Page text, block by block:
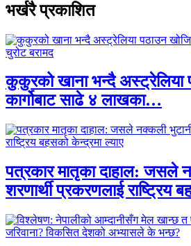
भर्खरै प्रकाशित
कुकुरको खाना भन्दै अस्ट्रेलिया
कार्गोबाट साढे ४ लाखका…
पत्रकार मातृका दाहाल: जसले
शरणार्थी प्रकरणलाई राष्ट्रिय